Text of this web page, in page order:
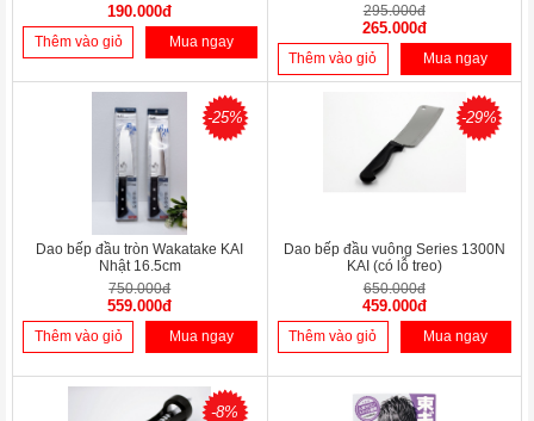
190.000đ
Thêm vào giỏ Mua ngay
295.000đ
265.000đ
Thêm vào giỏ Mua ngay
-25%
Dao bếp đầu tròn Wakatake KAI
Nhật 16.5cm
750.000đ
559.000đ
Thêm vào giỏ Mua ngay
-29%
Dao bếp đầu vuông Series 1300N
KAI (có lỗ treo)
650.000đ
459.000đ
Thêm vào giỏ Mua ngay
-8%